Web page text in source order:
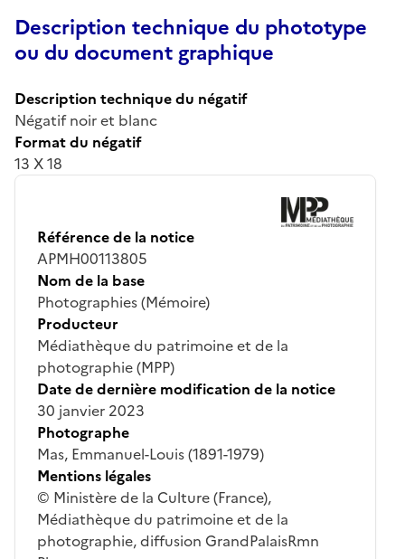
Description technique du phototype
ou du document graphique
Description technique du négatif
Négatif noir et blanc
Format du négatif
13 X 18
Référence de la notice
APMH00113805
Nom de la base
Photographies (Mémoire)
Producteur
Médiathèque du patrimoine et de la
photographie (MPP)
Date de dernière modification de la notice
30 janvier 2023
Photographe
Mas, Emmanuel-Louis (1891-1979)
Mentions légales
© Ministère de la Culture (France),
Médiathèque du patrimoine et de la
photographie, diffusion GrandPalaisRmn